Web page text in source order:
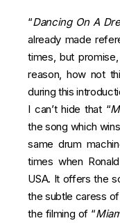
“Dancing On A
already made
times, but
reason, how not
during this
I can’t hide that “
the song which
same drum
times when
USA. It offers the
the subtle caress
the filming of “